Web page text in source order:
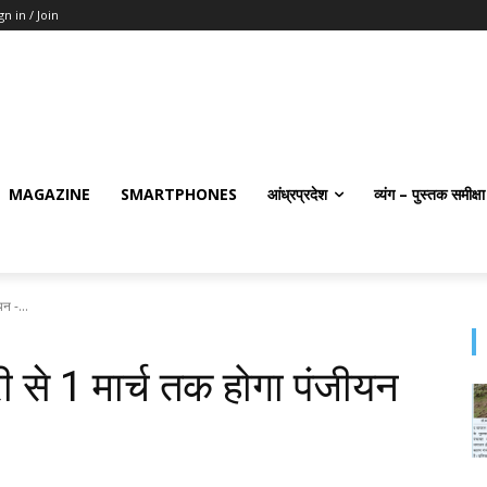
in / Join
MAGAZINE SMARTPHONES आंध्रप्रदेश व्यंग – पुस्तक समीक्षा
-...
से 1 मार्च तक होगा पंजीयन